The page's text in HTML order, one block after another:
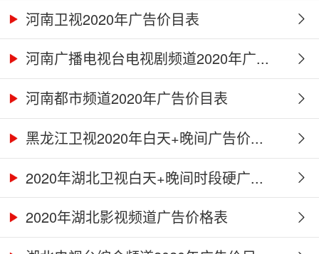
道...河南卫视2020年广告价目表
河南广播电视台电视剧频道2020年广...
河南都市频道2020年广告价目表
黑龙江卫视2020年白天+晚间广告价...
2020年湖北卫视白天+晚间时段硬广...
2020年湖北影视频道广告价格表